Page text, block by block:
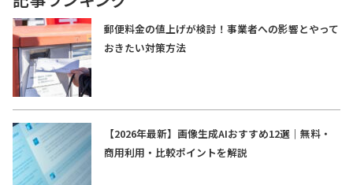
郵便料金の値上げが検討！事業者への影響とやって
おきたい対策方法
【2026年最新】画像生成AIおすすめ12選｜無料・
商用利用・比較ポイントを解説